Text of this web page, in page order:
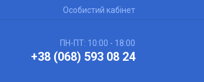
Особистий кабінет
ПН-ПТ: 10:00 - 18:00
+38 (068) 593 08 24